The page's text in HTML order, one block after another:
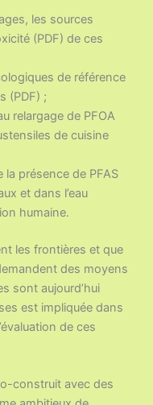
les sources
(PDF) de ces
de référence
(PDF) ;
relargage de PFOA
de cuisine
la présence de PFAS
et dans l’eau
humaine.
les frontières et que
des moyens
sont aujourd’hui
est impliquée dans
de ces
construit avec des